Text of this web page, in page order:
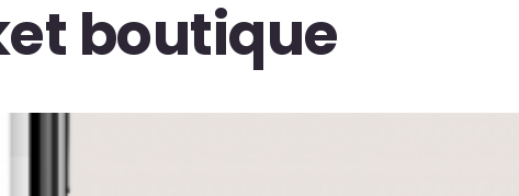
boutique